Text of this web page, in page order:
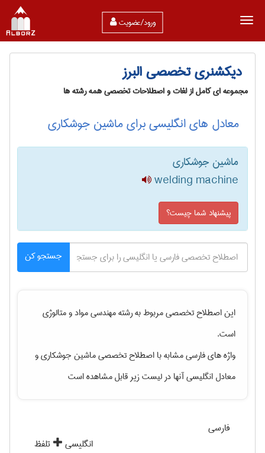
ورود/عضویت
دیکشنری تخصصی البرز
مجموعه ای کامل از لغات و اصطلاحات تخصصی همه رشته ها
معادل های انگلیسی برای ماشین جوشکاری
ماشین جوشکاری
welding machine
پیشنهاد شما چیست؟
جستجو کن
این اصطلاح تخصصی مربوط به رشتهمهندسی مواد و متالوژی
است.
واژه های فارسی مشابه با اصطلاح تخصصیماشین جوشکاریو
معادل انگلیسی آنها در لیست زیر قابل مشاهده است
فارسی
انگلیسی
تلفظ